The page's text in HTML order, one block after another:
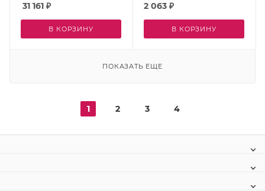
31 161 ₽
В КОРЗИНУ
2 063 ₽
В КОРЗИНУ
ПОКАЗАТЬ ЕЩЕ
1 2 3 4